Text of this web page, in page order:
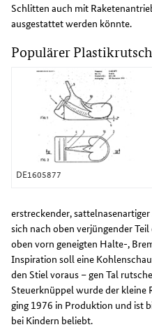
Schlitten auch mit
ausgestattet werden könnte.
Populärer
DE1605877
erstreckender,
sich nach oben verjüngender
oben vorn geneigten Halte-,
Inspiration soll eine
den Stiel voraus – gen Tal
Steuerknüppel wurde der kleine
ging 1976 in Produktion und ist
bei Kindern beliebt.